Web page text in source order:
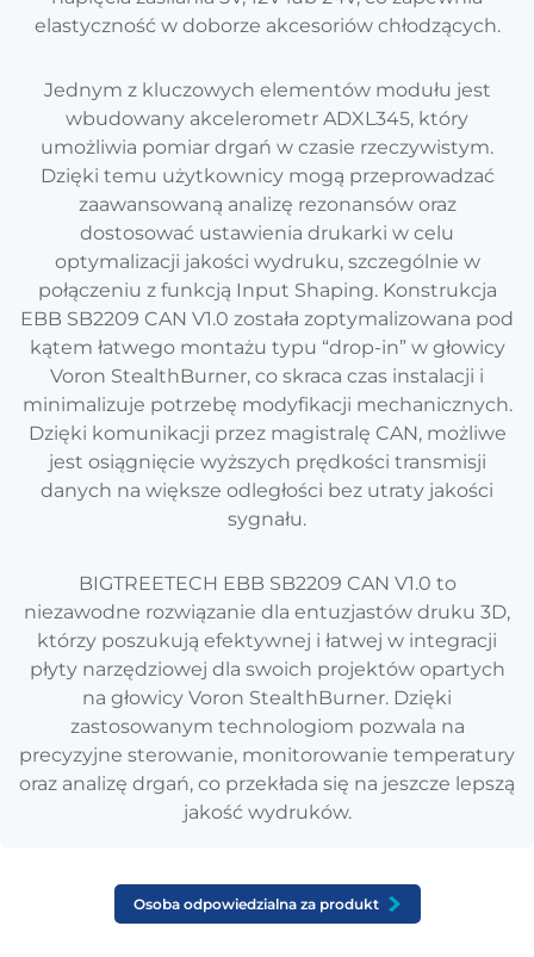
elastyczność w doborze akcesoriów chłodzących.
Jednym z kluczowych elementów modułu jest
wbudowany akcelerometr ADXL345, który
umożliwia pomiar drgań w czasie rzeczywistym.
Dzięki temu użytkownicy mogą przeprowadzać
zaawansowaną analizę rezonansów oraz
dostosować ustawienia drukarki w celu
optymalizacji jakości wydruku, szczególnie w
połączeniu z funkcją Input Shaping. Konstrukcja
EBB SB2209 CAN V1.0 została zoptymalizowana pod
kątem łatwego montażu typu “drop-in” w głowicy
Voron StealthBurner, co skraca czas instalacji i
minimalizuje potrzebę modyfikacji mechanicznych.
Dzięki komunikacji przez magistralę CAN, możliwe
jest osiągnięcie wyższych prędkości transmisji
danych na większe odległości bez utraty jakości
sygnału.
BIGTREETECH EBB SB2209 CAN V1.0 to
niezawodne rozwiązanie dla entuzjastów druku 3D,
którzy poszukują efektywnej i łatwej w integracji
płyty narzędziowej dla swoich projektów opartych
na głowicy Voron StealthBurner. Dzięki
zastosowanym technologiom pozwala na
precyzyjne sterowanie, monitorowanie temperatury
oraz analizę drgań, co przekłada się na jeszcze lepszą
jakość wydruków.
Osoba odpowiedzialna za produkt